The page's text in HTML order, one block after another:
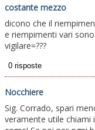
costante mezzo
dicono che il
e riempimenti vari
vigilare=???
Nocchiere
Sig. Corrado, spari
veramente utile chiami